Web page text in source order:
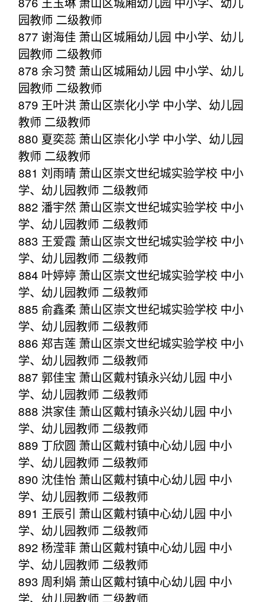
园教师 二级教师
877 谢海佳 萧山区城厢幼儿园 中小学、幼儿
园教师 二级教师
878 余习赞 萧山区城厢幼儿园 中小学、幼儿
园教师 二级教师
879 王叶洪 萧山区崇化小学 中小学、幼儿园
教师 二级教师
880 夏奕蕊 萧山区崇化小学 中小学、幼儿园
教师 二级教师
881 刘雨晴 萧山区崇文世纪城实验学校 中小
学、幼儿园教师 二级教师
882 潘宇然 萧山区崇文世纪城实验学校 中小
学、幼儿园教师 二级教师
883 王爱霞 萧山区崇文世纪城实验学校 中小
学、幼儿园教师 二级教师
884 叶婷婷 萧山区崇文世纪城实验学校 中小
学、幼儿园教师 二级教师
885 俞鑫柔 萧山区崇文世纪城实验学校 中小
学、幼儿园教师 二级教师
886 郑吉莲 萧山区崇文世纪城实验学校 中小
学、幼儿园教师 二级教师
887 郭佳宝 萧山区戴村镇永兴幼儿园 中小
学、幼儿园教师 二级教师
888 洪家佳 萧山区戴村镇永兴幼儿园 中小
学、幼儿园教师 二级教师
889 丁欣圆 萧山区戴村镇中心幼儿园 中小
学、幼儿园教师 二级教师
890 沈佳怡 萧山区戴村镇中心幼儿园 中小
学、幼儿园教师 二级教师
891 王辰引 萧山区戴村镇中心幼儿园 中小
学、幼儿园教师 二级教师
892 杨滢菲 萧山区戴村镇中心幼儿园 中小
学、幼儿园教师 二级教师
893 周利娟 萧山区戴村镇中心幼儿园 中小
学、幼儿园教师 二级教师